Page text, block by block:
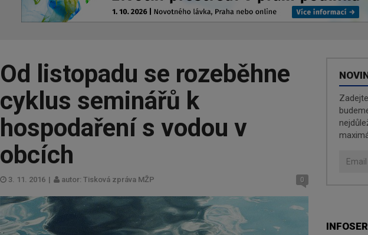
Od listopadu se rozeběhne
cyklus seminářů k
hospodaření s vodou v
obcích
3. 11. 2016 | autor: Tisková zpráva MŽP 0